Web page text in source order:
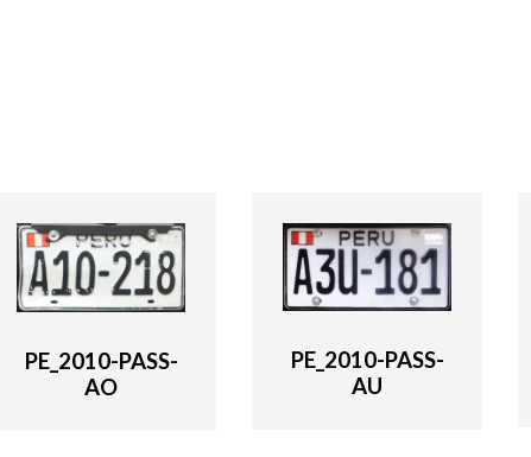
PE_2010-PASS-
AO
PE_2010-PASS-
AU